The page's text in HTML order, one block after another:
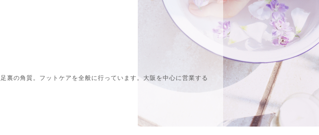
の角質。フットケアを全般に行っています。大阪を中心に営業する